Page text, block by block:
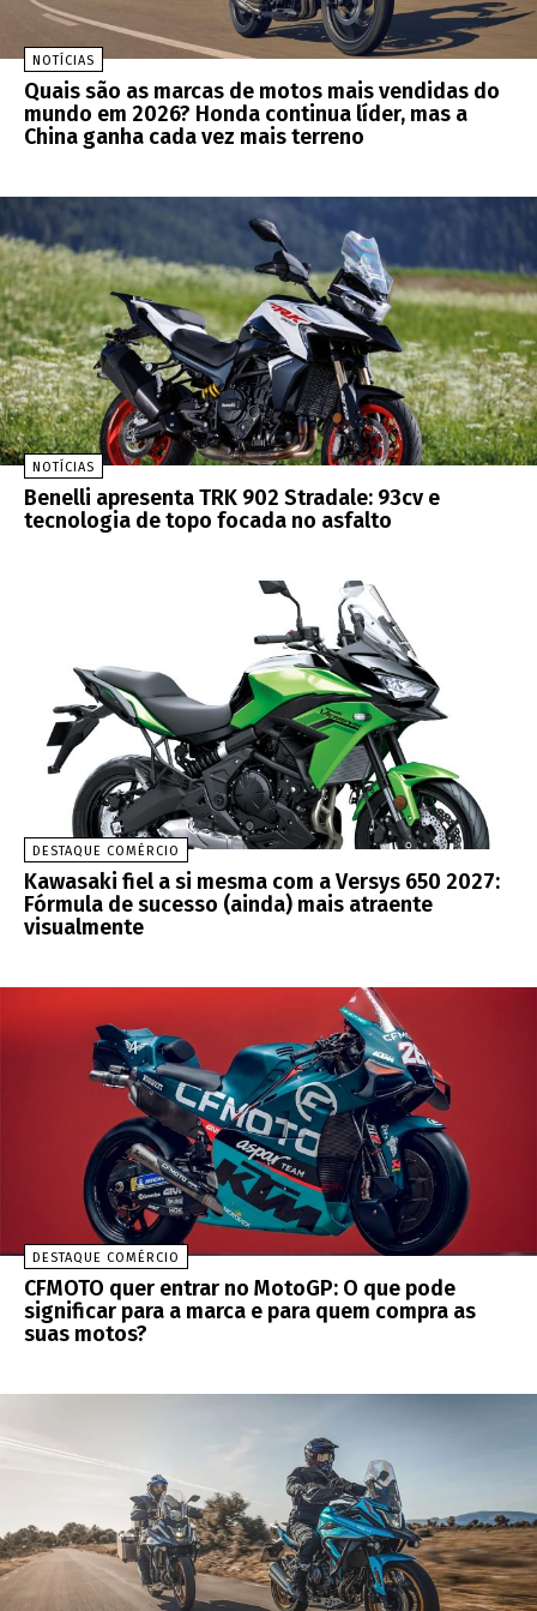
NOTÍCIAS
Quais são as marcas de motos mais vendidas do
mundo em 2026? Honda continua líder, mas a
China ganha cada vez mais terreno
NOTÍCIAS
Benelli apresenta TRK 902 Stradale: 93cv e
tecnologia de topo focada no asfalto
DESTAQUE COMÉRCIO
Kawasaki fiel a si mesma com a Versys 650 2027:
Fórmula de sucesso (ainda) mais atraente
visualmente
DESTAQUE COMÉRCIO
CFMOTO quer entrar no MotoGP: O que pode
significar para a marca e para quem compra as
suas motos?